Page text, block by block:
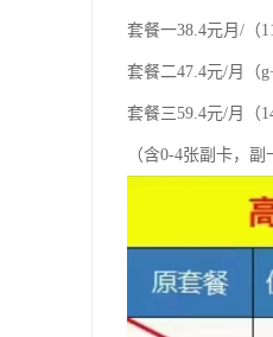
套餐一38.4元月/（
套餐二47.4元/月（
套餐三59.4元/月（
（含0-4张副卡，